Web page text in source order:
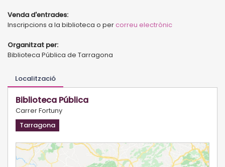
Venda d'entrades:
Inscripcions a la biblioteca o percorreu electrònic
Organitzat per:
Biblioteca Pública de Tarragona
Localització
Biblioteca Pública
Carrer Fortuny
Tarragona